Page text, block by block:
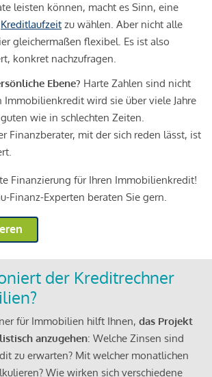
leisten können, macht es Sinn, eine
Kreditlaufzeit zu wählen. Aber nicht alle
gleichermaßen flexibel. Es ist also
konkret nachzufragen.
Ebene? Harte Zahlen sind nicht
Immobilienkredit wird sie über viele Jahre
wie in schlechten Zeiten.
Finanzberater, mit der sich reden lässt, ist
Finanzierung für Ihren Immobilienkredit!
Finanz-Experten beraten Sie gern.
der Kreditrechner
für Immobilien hilft Ihnen, das Projekt
anzugehen: Welche Zinsen sind
zu erwarten? Mit welcher monatlichen
Wie wirken sich verschiedene